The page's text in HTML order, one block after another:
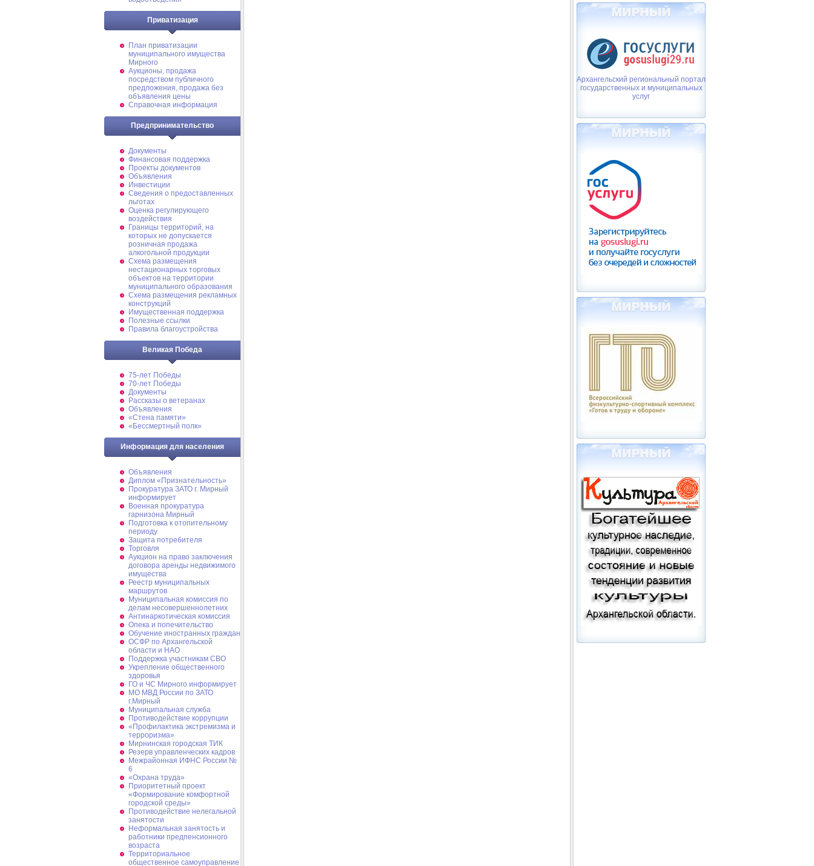
Приватизация
План приватизации
муниципального имущества
Мирного
Аукционы, продажа
посредством публичного
предложения, продажа без
объявления цены
Справочная информация
Предпринимательство
Документы
Финансовая поддержка
Проекты документов
Объявления
Инвестиции
Сведения о предоставленных
льготах
Оценка регулирующего
воздействия
Границы территорий, на
которых не допускается
розничная продажа
алкогольной продукции
Схема размещения
нестационарных торговых
объектов на территории
муниципального образования
Схема размещения рекламных
конструкций
Имущественная поддержка
Полезные ссылки
Правила благоустройства
Великая Победа
75-лет Победы
70-лет Победы
Документы
Рассказы о ветеранах
Объявления
«Стена памяти»
«Бессмертный полк»
Информация для населения
Объявления
Диплом «Признательность»
Прокуратура ЗАТО г. Мирный
информирует
Военная прокуратура
гарнизона Мирный
Подготовка к отопительному
периоду
Защита потребителя
Торговля
Аукцион на право заключения
договора аренды недвижимого
имущества
Реестр муниципальных
маршрутов
Муниципальная комиссия по
делам несовершеннолетних
Антинаркотическая комиссия
Опека и попечительство
Обучение иностранных граждан
ОСФР по Архангельской
области и НАО
Поддержка участникам СВО
Укрепление общественного
здоровья
ГО и ЧС Мирного информирует
МО МВД России по ЗАТО
г.Мирный
Муниципальная cлужба
Противодействие коррупции
«Профилактика экстремизма и
терроризма»
Мирнинская городская ТИК
Резерв управленческих кадров
Межрайонная ИФНС России №
6
«Охрана труда»
Приоритетный проект
«Формирование комфортной
городской среды»
Противодействие нелегальной
занятости
Неформальная занятость и
работники предпенсионного
возраста
Территориальное
общественное самоуправление
Архангельский региональный портал
государственных и муниципальных
услуг